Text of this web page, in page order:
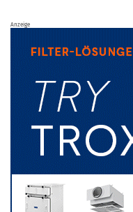
Anzeige